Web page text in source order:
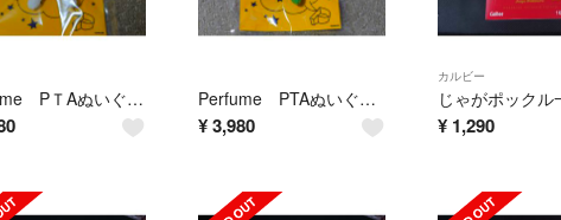
Perfume PＴAぬいぐるみキーホルダー 白色１個です✨ Perfume PTAぬいぐるみキーホルダー 緑１個
¥3,980
カルビー
¥ 1,290